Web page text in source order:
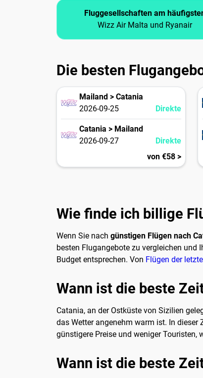
Fluggesellschaften am
Wizz Air Malta und Ryanair
Die besten
Mailand > Catania
2026-09-25
Direkte
Catania > Mailand
2026-09-27
Direkte
von €58 >
Wie finde ich billige
Wenn Sie nach günstigen Flügen nach
besten Flugangebote zu vergleichen und
Budget entsprechen. Von Flügen der
Wann ist die beste
Catania, an der Ostküste von Sizilien
das Wetter angenehm warm ist. In dieser
günstigere Preise und weniger Touristen,
Wann ist die beste